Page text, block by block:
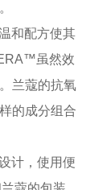
和配方使其
虽然效
兰蔻的抗氧
的成分组合
计，使用便